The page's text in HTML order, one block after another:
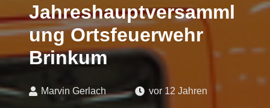
Jahreshauptversamml
ung Ortsfeuerwehr
Brinkum
Marvin Gerlach vor 12 Jahren